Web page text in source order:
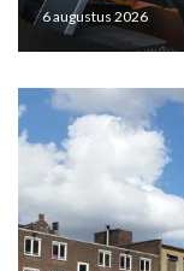
6 augustus 2026